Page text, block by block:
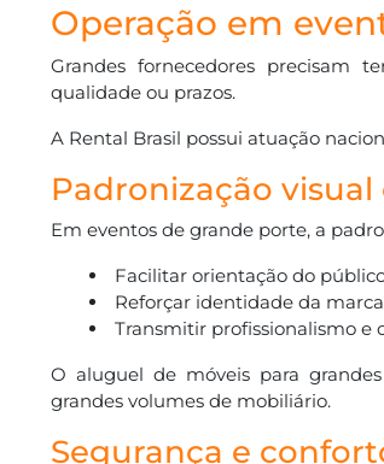
Operação em
Grandes fornecedores precisam
qualidade ou prazos.
A Rental Brasil possui atuação
Padronização
Em eventos de grande porte, a
Facilitar orientação do
Reforçar identidade da marca
Transmitir profissionalismo e
O aluguel de móveis para
grandes volumes de mobiliário.
Segurança e